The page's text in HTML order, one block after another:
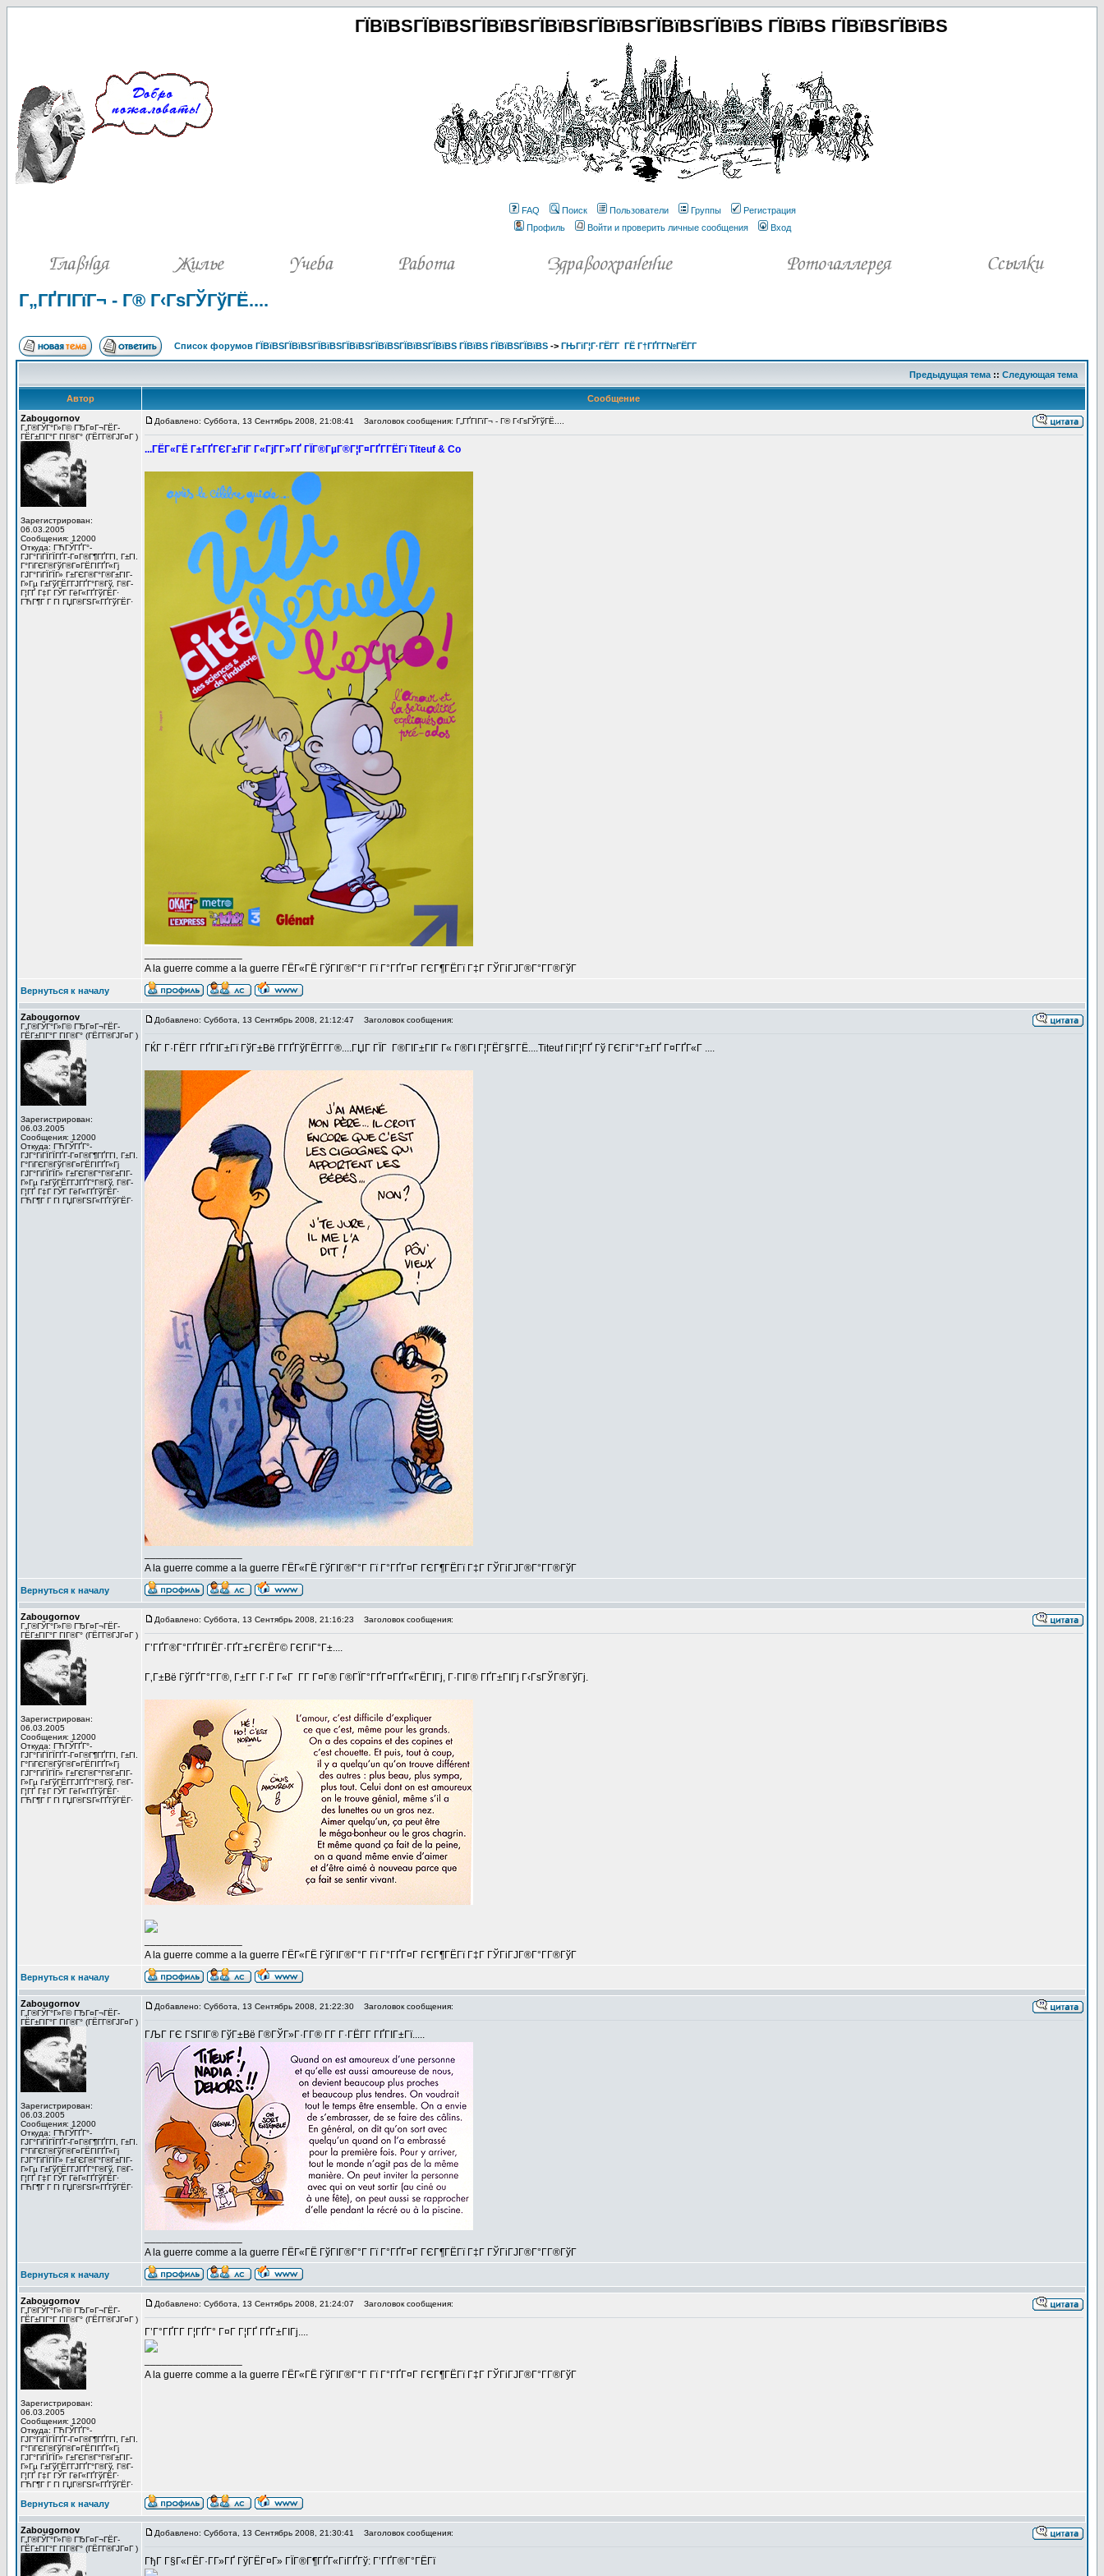
ГЇВїВЅГЇВїВЅГЇВїВЅГЇВїВЅГЇВїВЅГЇВїВЅГЇВїВЅ ГЇВїВЅ ГЇВїВЅГЇВїВЅ
FAQ Поиск Пользователи Группы
Регистрация
Профиль
Войти и проверить личные сообщения Вход
Г„ГҐГІГїГ¬ - Г® Г‹ГѕГЎГўГЁ....
Список форумов ГЇВїВЅГЇВїВЅГЇВїВЅГЇВїВЅГЇВїВЅГЇВїВЅГЇВїВЅ ГЇВїВЅ ГЇВїВЅГЇВїВЅ -> ГЊГіГ¦Г·ГЁГ­Г ГЁ Г†ГҐГ­Г№ГЁГ­Г
Предыдущая тема :: Следующая тема
Автор
Сообщение
Zabougornov
Г„Г®ГЎГ°Г»Г© ГЂГ¤Г¬ГЁГ­
ГЁГ±ГІГ°Г ГІГ®Г° (ГЁГ­Г®ГЈГ¤Г )
Зарегистрирован:
06.03.2005
Сообщения: 12000
Откуда: ГЋГЎГҐГ°-
ГЈГ°ГіГЇГЇГҐГ­-Г¤Г®Г¶ГҐГ­ГІ, Г±ГІ.
Г°ГіГЄГ®ГўГ®Г¤ГЁГІГҐГ«Гј
ГЈГ°ГіГЇГЇГ» Г±ГЄГ®Г°Г®Г±ГІГ­
Г»Гµ Г±ГўГЁГ­ГЈГҐГ°Г®Гў, Г®Г­
Г¦ГҐ Г‡Г ГЎГ ГёГ«ГҐГўГЁГ·
ГЋГ¶Г Г ГІ ГЏГ®ГЅГ«ГҐГўГЁГ·
Добавлено: Суббота, 13 Сентябрь 2008, 21:08:41 Заголовок сообщения: Г„ГҐГІГїГ¬ - Г® Г‹ГѕГЎГўГЁ....
...ГЁГ«ГЁ Г±ГҐГЄГ±ГіГ Г«ГјГ­Г»ГҐ ГЇГ®ГµГ®Г¦Г¤ГҐГ­ГЁГї Titeuf & Co
A la guerre comme a la guerre ГЁГ«ГЁ ГўГІГ®Г°Г Гї Г°ГҐГ¤Г ГЄГ¶ГЁГї Г‡Г ГЎГіГЈГ®Г°Г­Г®ГўГ
Вернуться к началу
Zabougornov
Г„Г®ГЎГ°Г»Г© ГЂГ¤Г¬ГЁГ­
ГЁГ±ГІГ°Г ГІГ®Г° (ГЁГ­Г®ГЈГ¤Г )
Зарегистрирован:
06.03.2005
Сообщения: 12000
Откуда: ГЋГЎГҐГ°-
ГЈГ°ГіГЇГЇГҐГ­-Г¤Г®Г¶ГҐГ­ГІ, Г±ГІ.
Г°ГіГЄГ®ГўГ®Г¤ГЁГІГҐГ«Гј
ГЈГ°ГіГЇГЇГ» Г±ГЄГ®Г°Г®Г±ГІГ­
Г»Гµ Г±ГўГЁГ­ГЈГҐГ°Г®Гў, Г®Г­
Г¦ГҐ Г‡Г ГЎГ ГёГ«ГҐГўГЁГ·
ГЋГ¶Г Г ГІ ГЏГ®ГЅГ«ГҐГўГЁГ·
Добавлено: Суббота, 13 Сентябрь 2008, 21:12:47 Заголовок сообщения:
ГЌГ Г·ГЁГ­Г ГҐГІГ±Гї ГўГ±Вё Г­ГҐГўГЁГ­Г­Г®....ГЏГ ГЇГ Г®ГІГ±ГІГ Г« Г®ГІ Г¦ГЁГ§Г­ГЁ....Titeuf ГіГ¦ГҐ Гў ГЄГіГ°Г±ГҐ Г¤ГҐГ«Г ....
A la guerre comme a la guerre ГЁГ«ГЁ ГўГІГ®Г°Г Гї Г°ГҐГ¤Г ГЄГ¶ГЁГї Г‡Г ГЎГіГЈГ®Г°Г­Г®ГўГ
Вернуться к началу
Zabougornov
Г„Г®ГЎГ°Г»Г© ГЂГ¤Г¬ГЁГ­
ГЁГ±ГІГ°Г ГІГ®Г° (ГЁГ­Г®ГЈГ¤Г )
Зарегистрирован:
06.03.2005
Сообщения: 12000
Откуда: ГЋГЎГҐГ°-
ГЈГ°ГіГЇГЇГҐГ­-Г¤Г®Г¶ГҐГ­ГІ, Г±ГІ.
Г°ГіГЄГ®ГўГ®Г¤ГЁГІГҐГ«Гј
ГЈГ°ГіГЇГЇГ» Г±ГЄГ®Г°Г®Г±ГІГ­
Г»Гµ Г±ГўГЁГ­ГЈГҐГ°Г®Гў, Г®Г­
Г¦ГҐ Г‡Г ГЎГ ГёГ«ГҐГўГЁГ·
ГЋГ¶Г Г ГІ ГЏГ®ГЅГ«ГҐГўГЁГ·
Добавлено: Суббота, 13 Сентябрь 2008, 21:16:23 Заголовок сообщения:
Г’ГҐГ®Г°ГҐГІГЁГ·ГҐГ±ГЄГЁГ© ГЄГіГ°Г±....
Г‚Г±Вё ГўГҐГ°Г­Г®, Г±Г­Г Г·Г Г«Г Г­Г Г¤Г® Г®ГЇГ°ГҐГ¤ГҐГ«ГЁГІГј, Г·ГІГ® ГҐГ±ГІГј Г‹ГѕГЎГ®ГўГј.
A la guerre comme a la guerre ГЁГ«ГЁ ГўГІГ®Г°Г Гї Г°ГҐГ¤Г ГЄГ¶ГЁГї Г‡Г ГЎГіГЈГ®Г°Г­Г®ГўГ
Вернуться к началу
Zabougornov
Г„Г®ГЎГ°Г»Г© ГЂГ¤Г¬ГЁГ­
ГЁГ±ГІГ°Г ГІГ®Г° (ГЁГ­Г®ГЈГ¤Г )
Зарегистрирован:
06.03.2005
Сообщения: 12000
Откуда: ГЋГЎГҐГ°-
ГЈГ°ГіГЇГЇГҐГ­-Г¤Г®Г¶ГҐГ­ГІ, Г±ГІ.
Г°ГіГЄГ®ГўГ®Г¤ГЁГІГҐГ«Гј
ГЈГ°ГіГЇГЇГ» Г±ГЄГ®Г°Г®Г±ГІГ­
Г»Гµ Г±ГўГЁГ­ГЈГҐГ°Г®Гў, Г®Г­
Г¦ГҐ Г‡Г ГЎГ ГёГ«ГҐГўГЁГ·
ГЋГ¶Г Г ГІ ГЏГ®ГЅГ«ГҐГўГЁГ·
Добавлено: Суббота, 13 Сентябрь 2008, 21:22:30 Заголовок сообщения:
ГЉГ ГЄ ГЅГІГ® ГўГ±Вё Г®ГЎГ»Г·Г­Г® Г­Г Г·ГЁГ­Г ГҐГІГ±Гї.....
A la guerre comme a la guerre ГЁГ«ГЁ ГўГІГ®Г°Г Гї Г°ГҐГ¤Г ГЄГ¶ГЁГї Г‡Г ГЎГіГЈГ®Г°Г­Г®ГўГ
Вернуться к началу
Zabougornov
Г„Г®ГЎГ°Г»Г© ГЂГ¤Г¬ГЁГ­
ГЁГ±ГІГ°Г ГІГ®Г° (ГЁГ­Г®ГЈГ¤Г )
Зарегистрирован:
06.03.2005
Сообщения: 12000
Откуда: ГЋГЎГҐГ°-
ГЈГ°ГіГЇГЇГҐГ­-Г¤Г®Г¶ГҐГ­ГІ, Г±ГІ.
Г°ГіГЄГ®ГўГ®Г¤ГЁГІГҐГ«Гј
ГЈГ°ГіГЇГЇГ» Г±ГЄГ®Г°Г®Г±ГІГ­
Г»Гµ Г±ГўГЁГ­ГЈГҐГ°Г®Гў, Г®Г­
Г¦ГҐ Г‡Г ГЎГ ГёГ«ГҐГўГЁГ·
ГЋГ¶Г Г ГІ ГЏГ®ГЅГ«ГҐГўГЁГ·
Добавлено: Суббота, 13 Сентябрь 2008, 21:24:07 Заголовок сообщения:
Г’Г°ГҐГ­Г Г¦ГҐГ° Г¤Г Г¦ГҐ ГҐГ±ГІГј....
A la guerre comme a la guerre ГЁГ«ГЁ ГўГІГ®Г°Г Гї Г°ГҐГ¤Г ГЄГ¶ГЁГї Г‡Г ГЎГіГЈГ®Г°Г­Г®ГўГ
Вернуться к началу
Zabougornov
Г„Г®ГЎГ°Г»Г© ГЂГ¤Г¬ГЁГ­
ГЁГ±ГІГ°Г ГІГ®Г° (ГЁГ­Г®ГЈГ¤Г )
Добавлено: Суббота, 13 Сентябрь 2008, 21:30:41 Заголовок сообщения:
ГђГ Г§Г«ГЁГ·Г­Г»ГҐ ГўГЁГ¤Г» ГЇГ®Г¶ГҐГ«ГіГҐГў: Г’ГҐГ®Г°ГЁГї